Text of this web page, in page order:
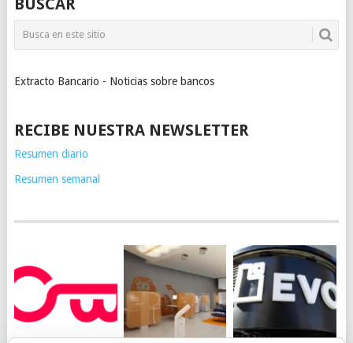
BUSCAR
Extracto Bancario - Noticias sobre bancos
RECIBE NUESTRA NEWSLETTER
Resumen diario
Resumen semanal